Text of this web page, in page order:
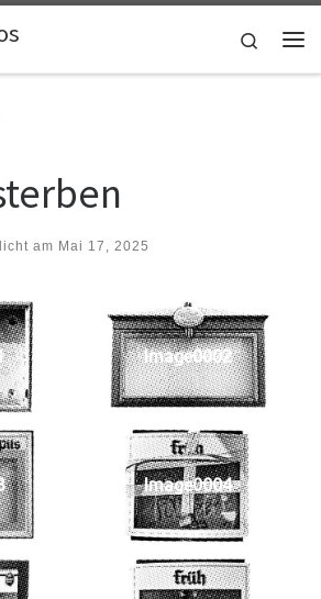
Search
am Mai 17, 2025
Image0002
Image0004